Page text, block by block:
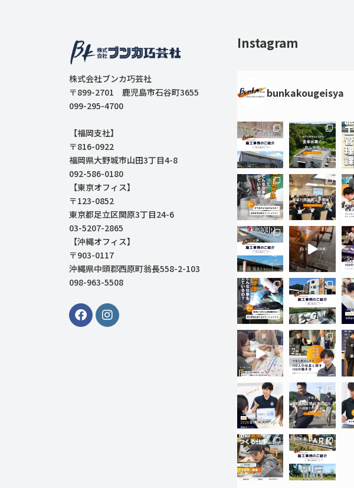
株式会社ブンカ巧芸社
〒899-2701 鹿児島市石谷町3655
099-295-4700
【福岡支社】
〒816-0922
福岡県大野城市山田3丁目4-8
092-586-0180
【東京オフィス】
〒123-0852
東京都足立区関原3丁目24-6
03-5207-2865
【沖縄オフィス】
〒903-0117
沖縄県中頭郡西原町翁長558-2-103
098-963-5508
Instagram
bunkakougeisya